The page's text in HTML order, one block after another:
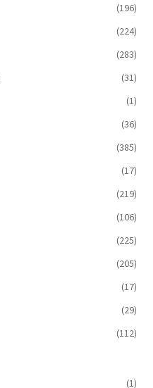
(196)
(224)
(283)
(31)
(1)
(36)
(385)
(17)
(219)
(106)
(225)
(205)
(17)
(29)
(112)
(1)